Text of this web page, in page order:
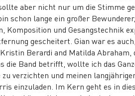
aber nicht nur um die Stimme
schon lange ein großer
Komposition und Gesangstechnik
gescheitert. Gian war es
Berardi and Matilda Abraham,
die Band betrifft, wollte ich das
verzichten und meinen
einzuladen. Im Kern geht es in